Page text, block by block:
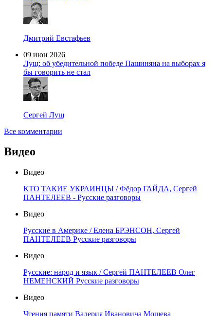
Дмитрий Евстафьев
09 июн 2026
Лущ: об убедительной победе Пашиняна на выборах я
бы говорить не стал
Сергей Лущ
Все комментарии
Видео
Видео
КТО ТАКИЕ УКРАИНЦЫ / Фёдор ГАЙДА, Сергей
ПАНТЕЛЕЕВ - Русские разговоры
Видео
Русские в Америке / Елена БРЭНСОН, Сергей
ПАНТЕЛЕЕВ Русские разговоры
Видео
Русские: народ и язык / Сергей ПАНТЕЛЕЕВ Олег
НЕМЕНСКИЙ Русские разговоры
Видео
Чтения памяти Валерия Ивановича Мошева